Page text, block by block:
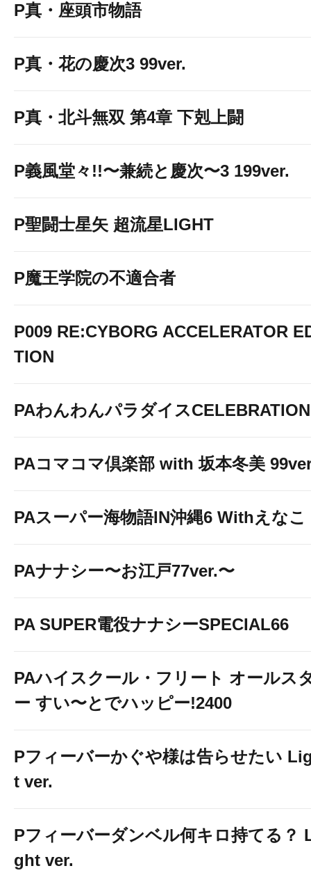
P真・座頭市物語
P真・花の慶次3 99ver.
P真・北斗無双 第4章 下剋上闘
P義風堂々!!〜兼続と慶次〜3 199ver.
P聖闘士星矢 超流星LIGHT
P魔王学院の不適合者
P009 RE:CYBORG ACCELERATOR
TION
PAわんわんパラダイスCELEBRATION
PAコマコマ倶楽部 with 坂本冬美
PAスーパー海物語IN沖縄6 Withえなこ
PAナナシー〜お江戸77ver.〜
PA SUPER電役ナナシーSPECIAL66
PAハイスクール・フリート オールス
ー すい〜とでハッピー!2400
Pフィーバーかぐや様は告らせたい
t ver.
Pフィーバーダンベル何キロ持てる？
ght ver.